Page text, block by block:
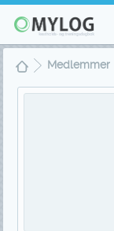
Medlemmer